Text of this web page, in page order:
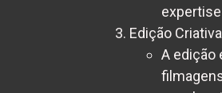
Edição Criativa
A edição